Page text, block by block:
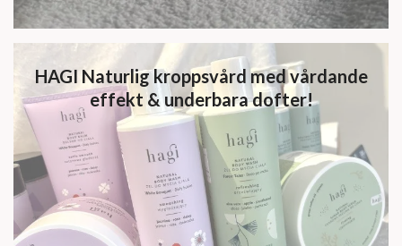
HAGI Naturlig kroppsvård med vårdande
effekt & underbara dofter!